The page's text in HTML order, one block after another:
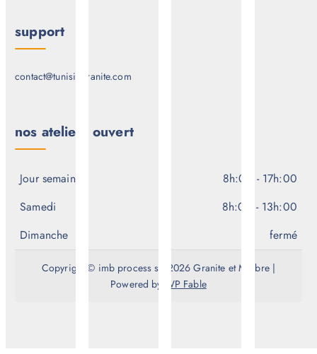
support
contact@tunisiegranite.com
nos ateliers ouvert
Jour semaine
8h:00 - 17h:00
Samedi
8h:00 - 13h:00
Dimanche
fermé
Copyright © imb process srl 2026 Granite et Marbre |
Powered by
WP Fable